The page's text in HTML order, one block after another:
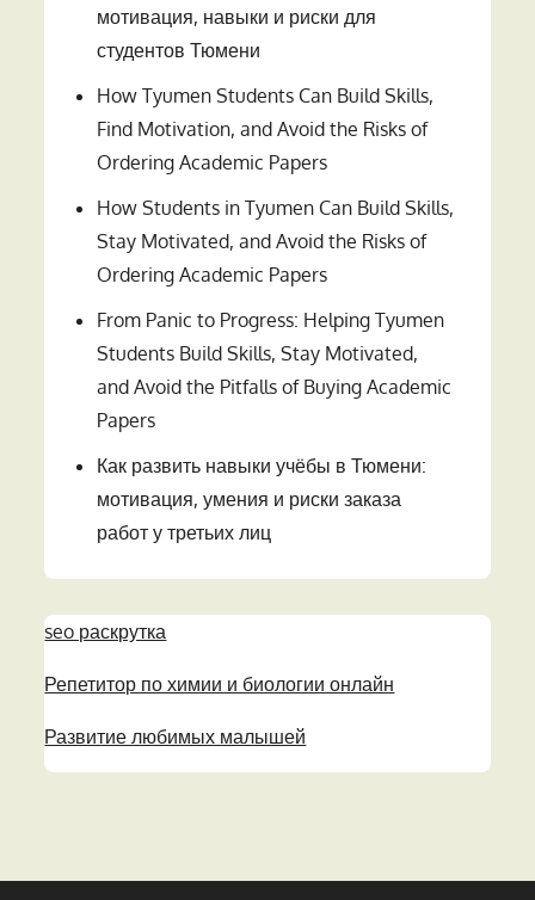
мотивация, навыки и риски для
студентов Тюмени
How Tyumen Students Can Build Skills,
Find Motivation, and Avoid the Risks of
Ordering Academic Papers
How Students in Tyumen Can Build Skills,
Stay Motivated, and Avoid the Risks of
Ordering Academic Papers
From Panic to Progress: Helping Tyumen
Students Build Skills, Stay Motivated,
and Avoid the Pitfalls of Buying Academic
Papers
Как развить навыки учёбы в Тюмени:
мотивация, умения и риски заказа
работ у третьих лиц
seo раскрутка
Репетитор по химии и биологии онлайн
Развитие любимых малышей